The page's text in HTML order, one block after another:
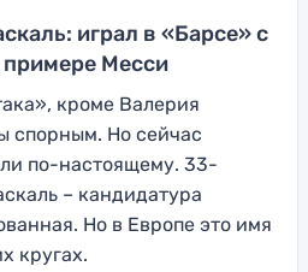
играл в «Барсе» с
примере Месси
кроме Валерия
спорным. Но сейчас
по-настоящему. 33-
– кандидатура
Но в Европе это имя
кругах.